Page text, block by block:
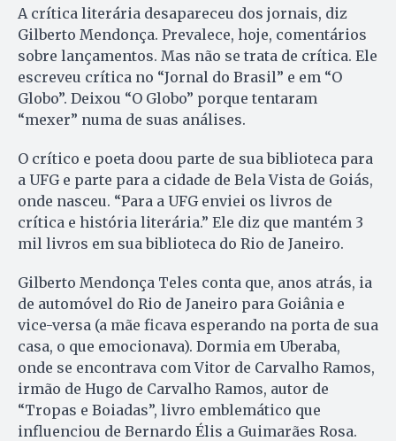
A crítica literária desapareceu dos jornais, diz
Gilberto Mendonça. Prevalece, hoje, comentários
sobre lançamentos. Mas não se trata de crítica. Ele
escreveu crítica no “Jornal do Brasil” e em “O
Globo”. Deixou “O Globo” porque tentaram
“mexer” numa de suas análises.
O crítico e poeta doou parte de sua biblioteca para
a UFG e parte para a cidade de Bela Vista de Goiás,
onde nasceu. “Para a UFG enviei os livros de
crítica e história literária.” Ele diz que mantém 3
mil livros em sua biblioteca do Rio de Janeiro.
Gilberto Mendonça Teles conta que, anos atrás, ia
de automóvel do Rio de Janeiro para Goiânia e
vice-versa (a mãe ficava esperando na porta de sua
casa, o que emocionava). Dormia em Uberaba,
onde se encontrava com Vitor de Carvalho Ramos,
irmão de Hugo de Carvalho Ramos, autor de
“Tropas e Boiadas”, livro emblemático que
influenciou de Bernardo Élis a Guimarães Rosa.